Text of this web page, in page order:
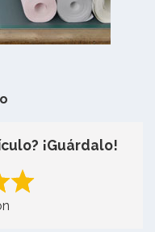
¡Guárdalo!